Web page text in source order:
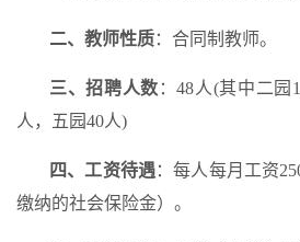
二、教师性质：合同制教师。
三、招聘人数 ：48人(其中二
人，五园40人)
四、工资待遇：每人每月工资
缴纳的社会保险金）。